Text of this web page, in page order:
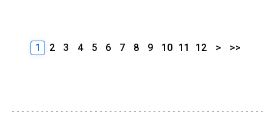
1 2 3 4 5 6 7 8 9 10 11 12 > >>